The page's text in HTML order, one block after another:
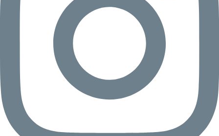
を得るものとします。
6.当社は、次の場合を除き、個人情報を第
三者には提供いたしません。
(1)本人から事前の同意を得た場合
(2)業務を委託するために個人情報を業務
委託先に提供する場合
(3)個人情報を当社の関係会社との間で共
同利用する場合
(4)その他個人情報保護法で定められてい
る場合
7.当社は、保有個人データについて、本人
から開示、訂正、利用停止等の求めを受けた